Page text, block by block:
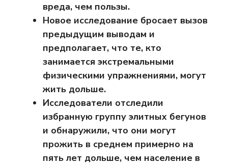
вреда, чем пользы.
Новое исследование бросает вызов
предыдущим выводам и
предполагает, что те, кто
занимается экстремальными
физическими упражнениями, могут
жить дольше.
Исследователи отследили
избранную группу элитных бегунов
и обнаружили, что они могут
прожить в среднем примерно на
пять лет дольше, чем население в